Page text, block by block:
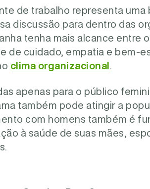
de trabalho representa uma
discussão para dentro das
tenha mais alcance entre
de cuidado, empatia e bem-
clima organizacional
apenas para o público
também pode atingir a
com homens também é
à saúde de suas mães,